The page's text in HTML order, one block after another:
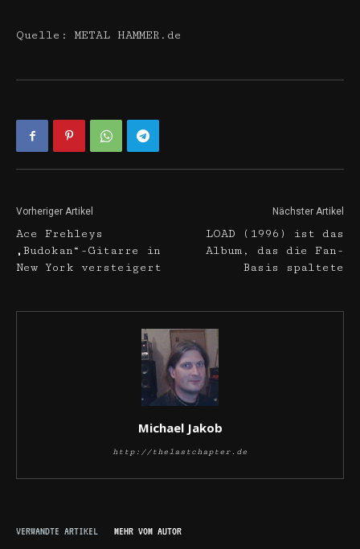
Quelle: METAL HAMMER.de
Vorheriger Artikel
Ace Frehleys
„Budokan“-Gitarre in
New York versteigert
Nächster Artikel
LOAD (1996) ist das
Album, das die Fan-
Basis spaltete
Michael Jakob
http://thelastchapter.de
VERWANDTE ARTIKEL MEHR VOM AUTOR